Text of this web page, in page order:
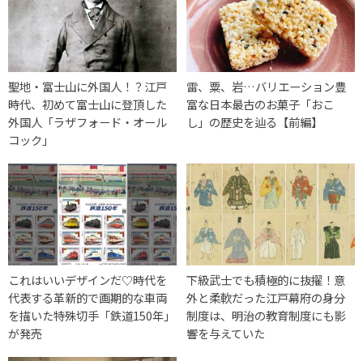
聖地・富士山に外国人！？江戸
時代、初めて富士山に登頂した
外国人「ラザフォード・オール
コック」
雷、粟、岩…バリエーション豊
富な日本最古のお菓子「おこ
し」の歴史を辿る【前編】
これはいいデザインだ♡時代を
代表する革新的で画期的な車両
を描いた特殊切手「鉄道150年」
が発売
下級武士でも積極的に抜擢！意
外と柔軟だった江戸幕府の身分
制度は、明治の教育制度にも影
響を与えていた